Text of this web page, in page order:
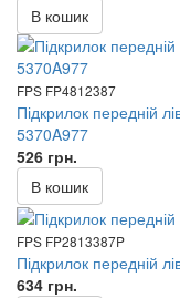
В кошик
FPS FP4812387
Підкрилок передній
5370A977
526 грн.
В кошик
FPS FP2813387P
Підкрилок передній
634 грн.